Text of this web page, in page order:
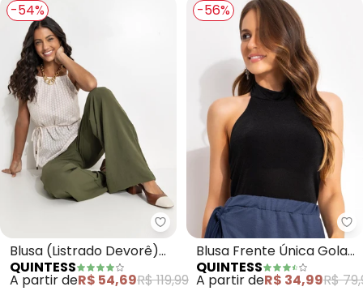
-54%
Quintess - Blusa (Listrado
Blusa (Listrado Devorê)
em Voil Devorê
QUINTESS
A partir deR$ 54,69R$ 119,99
-56%
Blusa Frente Única Gola
Alta em Malha Slink Preta
QUINTESS
A partir deR$ 34,99R$